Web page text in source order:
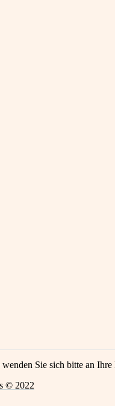
Sie sich bitte an
© 2022